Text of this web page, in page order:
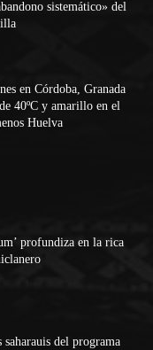
sistemático» del
en Córdoba, Granada
40ºC y amarillo en el
Huelva
profundiza en la rica
saharauis del programa